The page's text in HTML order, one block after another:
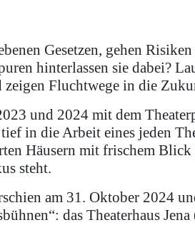
Gesetzen, gehen
hinterlassen sie dabei?
Fluchtwege in die
und 2024 mit dem
in die Arbeit eines jeden
Häusern mit frischem
steht.
am 31. Oktober 2024
das Theaterhaus